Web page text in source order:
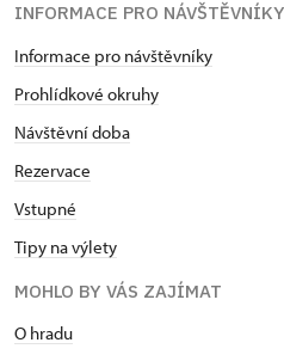
INFORMACE PRO NÁVŠTĚVNÍKY
Informace pro návštěvníky
Prohlídkové okruhy
Návštěvní doba
Rezervace
Vstupné
Tipy na výlety
MOHLO BY VÁS ZAJÍMAT
O hradu